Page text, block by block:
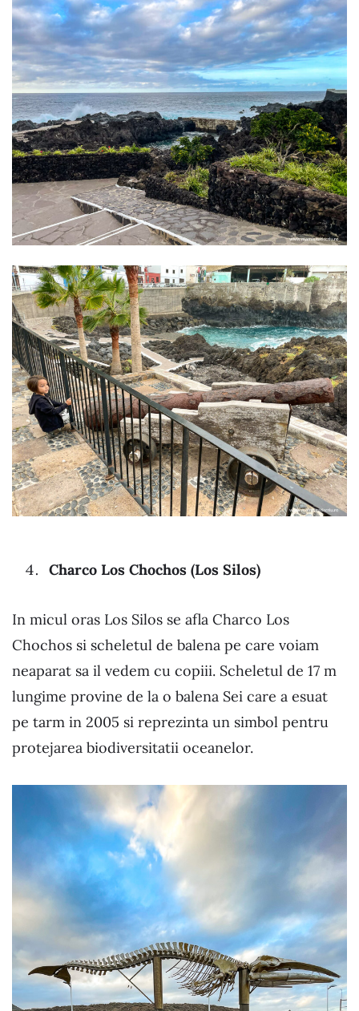
Charco Los Chochos (Los Silos)
In micul oras Los Silos se afla Charco Los
Chochos si scheletul de balena pe care voiam
neaparat sa il vedem cu copiii. Scheletul de 17 m
lungime provine de la o balena Sei care a esuat
pe tarm in 2005 si reprezinta un simbol pentru
protejarea biodiversitatii oceanelor.